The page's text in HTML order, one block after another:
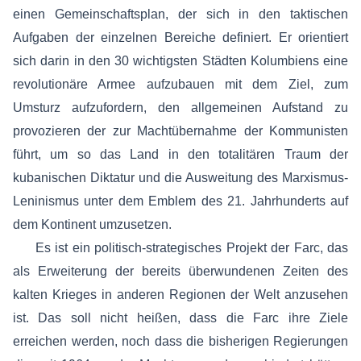
einen Gemeinschaftsplan, der sich in den taktischen
Aufgaben der einzelnen Bereiche definiert. Er orientiert
sich darin in den 30 wichtigsten Städten Kolumbiens eine
revolutionäre Armee aufzubauen mit dem Ziel, zum
Umsturz aufzufordern, den allgemeinen Aufstand zu
provozieren der zur Machtübernahme der Kommunisten
führt, um so das Land in den totalitären Traum der
kubanischen Diktatur und die Ausweitung des Marxismus-
Leninismus unter dem Emblem des 21. Jahrhunderts auf
dem Kontinent umzusetzen.
Es ist ein politisch-strategisches Projekt der Farc, das
als Erweiterung der bereits überwundenen Zeiten des
kalten Krieges in anderen Regionen der Welt anzusehen
ist. Das soll nicht heißen, dass die Farc ihre Ziele
erreichen werden, noch dass die bisherigen Regierungen